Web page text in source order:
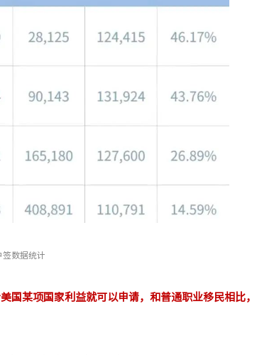
数据统计
国某项国家利益就可以申请，和普通职业移民相比